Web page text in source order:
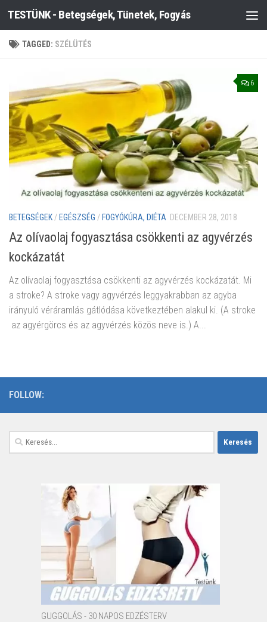
Skip to content
TESTÜNK - Betegségek, Tünetek, Fogyás
TAGGED: SZÉLÜTÉS
6
BETEGSÉGEK/ EGÉSZSÉG / FOGYÓKÚRA, DIÉTA DECEMBER 28, 2018
Az olívaolaj fogyasztása csökkenti az agyvérzés
kockázatát
Az olívaolaj fogyasztása csökkenti az agyvérzés kockázatát. Mi
a stroke? A stroke vagy agyvérzés leggyakrabban az agyba
irányuló véráramlás gátlódása következtében alakul ki. (A stroke
az agyérgörcs és az agyvérzés közös neve is.) A...
FOLLOW:
Keresés:
GUGGOLÁS - 30 NAPOS EDZÉSTERV